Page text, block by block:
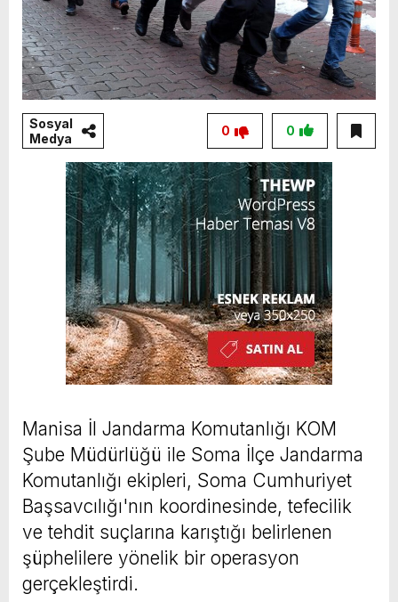
Sosyal
Medya
0
0
Manisa İl Jandarma Komutanlığı KOM
Şube Müdürlüğü ile Soma İlçe Jandarma
Komutanlığı ekipleri, Soma Cumhuriyet
Başsavcılığı'nın koordinesinde, tefecilik
ve tehdit suçlarına karıştığı belirlenen
şüphelilere yönelik bir operasyon
gerçekleştirdi.